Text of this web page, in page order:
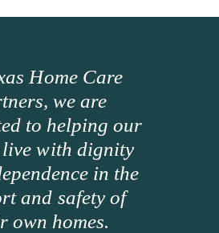
Home Care
we are
to helping our
with dignity
in the
and safety of
own homes.